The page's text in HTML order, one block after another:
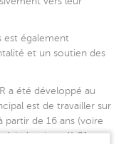
est également
et un soutien des
a été développé au
est de travailler sur
partir de 16 ans (voire
et jusqu’à 21 ans.